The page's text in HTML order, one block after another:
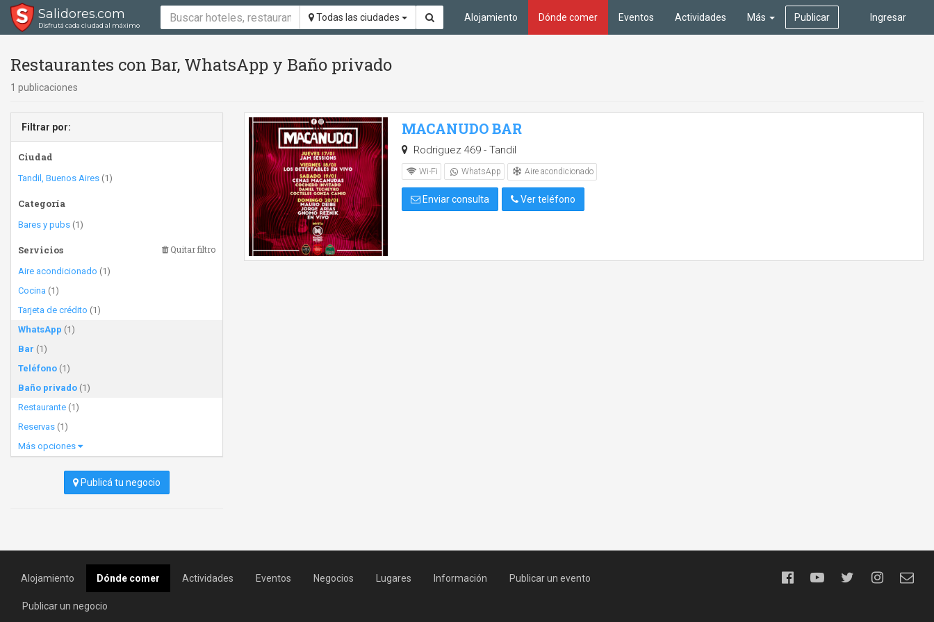
Salidores.com
Disfrutá cada ciudad al máximo
Todas las ciudades Ingresar
Alojamiento Dónde comer Eventos Actividades Más Publicar
Restaurantes con Bar, WhatsApp y Baño privado
1 publicaciones
Filtrar por:
Ciudad
Tandil, Buenos Aires (1)
Categoría
Bares y pubs (1)
Servicios Quitar filtro
Aire acondicionado (1)
Cocina (1)
Tarjeta de crédito (1)
WhatsApp (1)
Bar (1)
Teléfono (1)
Baño privado (1)
Restaurante (1)
Reservas (1)
Más opciones
Publicá tu negocio
MACANUDO BAR
Rodriguez 469 - Tandil
Wi-Fi WhatsApp Aire acondicionado
Enviar consulta Ver teléfono
Alojamiento Dónde comer Actividades Eventos Negocios Lugares Información Publicar un evento
Publicar un negocio